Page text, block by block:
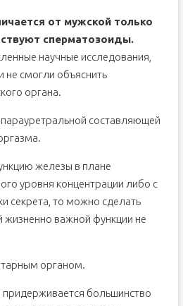
от мужской только
сперматозоиды.
научные исследования,
не смогли объяснить
органа.
составляющей
железы в плане
уровня концентрации либо с
секрета, то можно сделать
жизненно важной функции не
органом.
большинство